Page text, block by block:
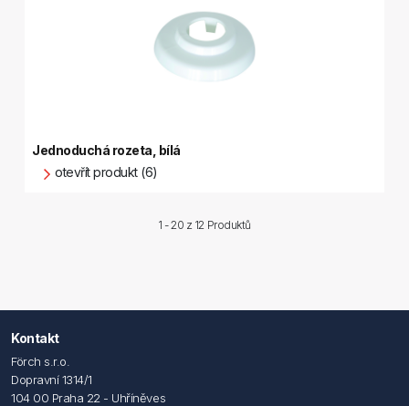
Jednoduchá rozeta, bílá
otevřít produkt (6)
1 - 20 z 12 Produktů
Kontakt
Förch s.r.o.
Dopravní 1314/1
104 00 Praha 22 - Uhříněves